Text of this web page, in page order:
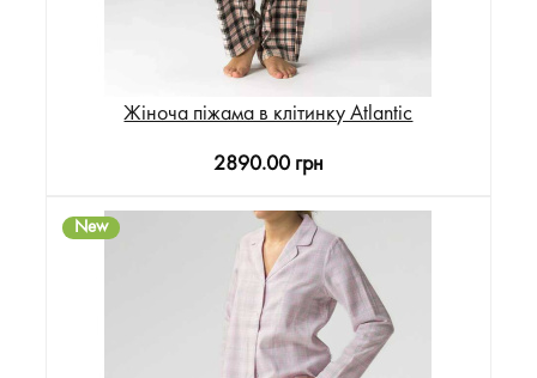
Жіноча піжама в клітинку Atlantic
2890.00 грн
New